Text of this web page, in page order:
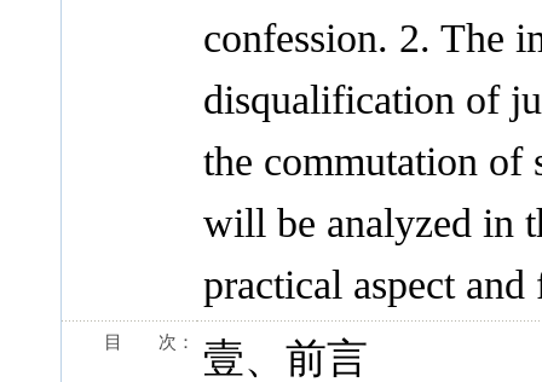
confession. 2. The
disqualification of
the commutation of
will be analyzed in
practical aspect
目 次：
壹、前言